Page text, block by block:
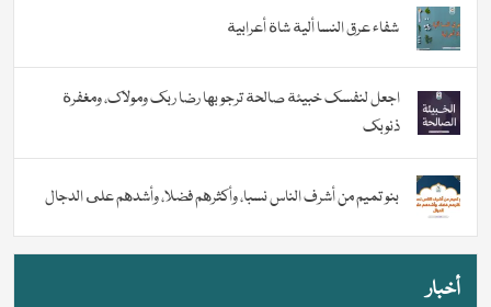
شفاء عرق النسا ألية شاة أعرابية
اجعل لنفسك خبيئة صالحة ترجو بها رضا ربك ومولاك، ومغفرة
ذنوبك
بنو تميم من أشرف الناس نسبا، وأكثرهم فضلا، وأشدهم على الدجال
أخبار